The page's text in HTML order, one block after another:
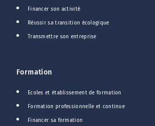
Financer son activité
Réussir sa transition écologique
Transmettre son entreprise
Formation
Ecoles et établissement de formation
Formation professionnelle et continue
Financer sa formation